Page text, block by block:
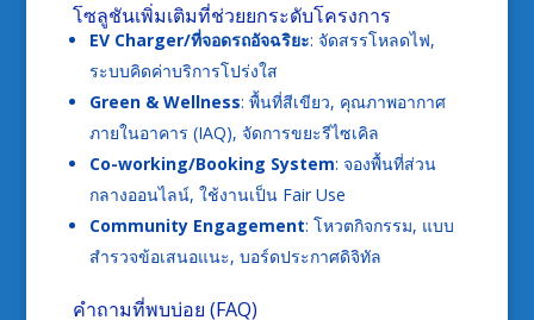
โซลูชันเพิ่มเติมที่ช่วยยกระดับโครงการ
EV Charger/ที่จอดรถอัจฉริยะ: จัดสรรโหลดไฟ,
ระบบคิดค่าบริการโปร่งใส
Green & Wellness: พื้นที่สีเขียว, คุณภาพอากาศ
ภายในอาคาร (IAQ), จัดการขยะรีไซเคิล
Co-working/Booking System: จองพื้นที่ส่วน
กลางออนไลน์, ใช้งานเป็น Fair Use
Community Engagement: โหวตกิจกรรม, แบบ
สำรวจข้อเสนอแนะ, บอร์ดประกาศดิจิทัล
คำถามที่พบบ่อย (FAQ)